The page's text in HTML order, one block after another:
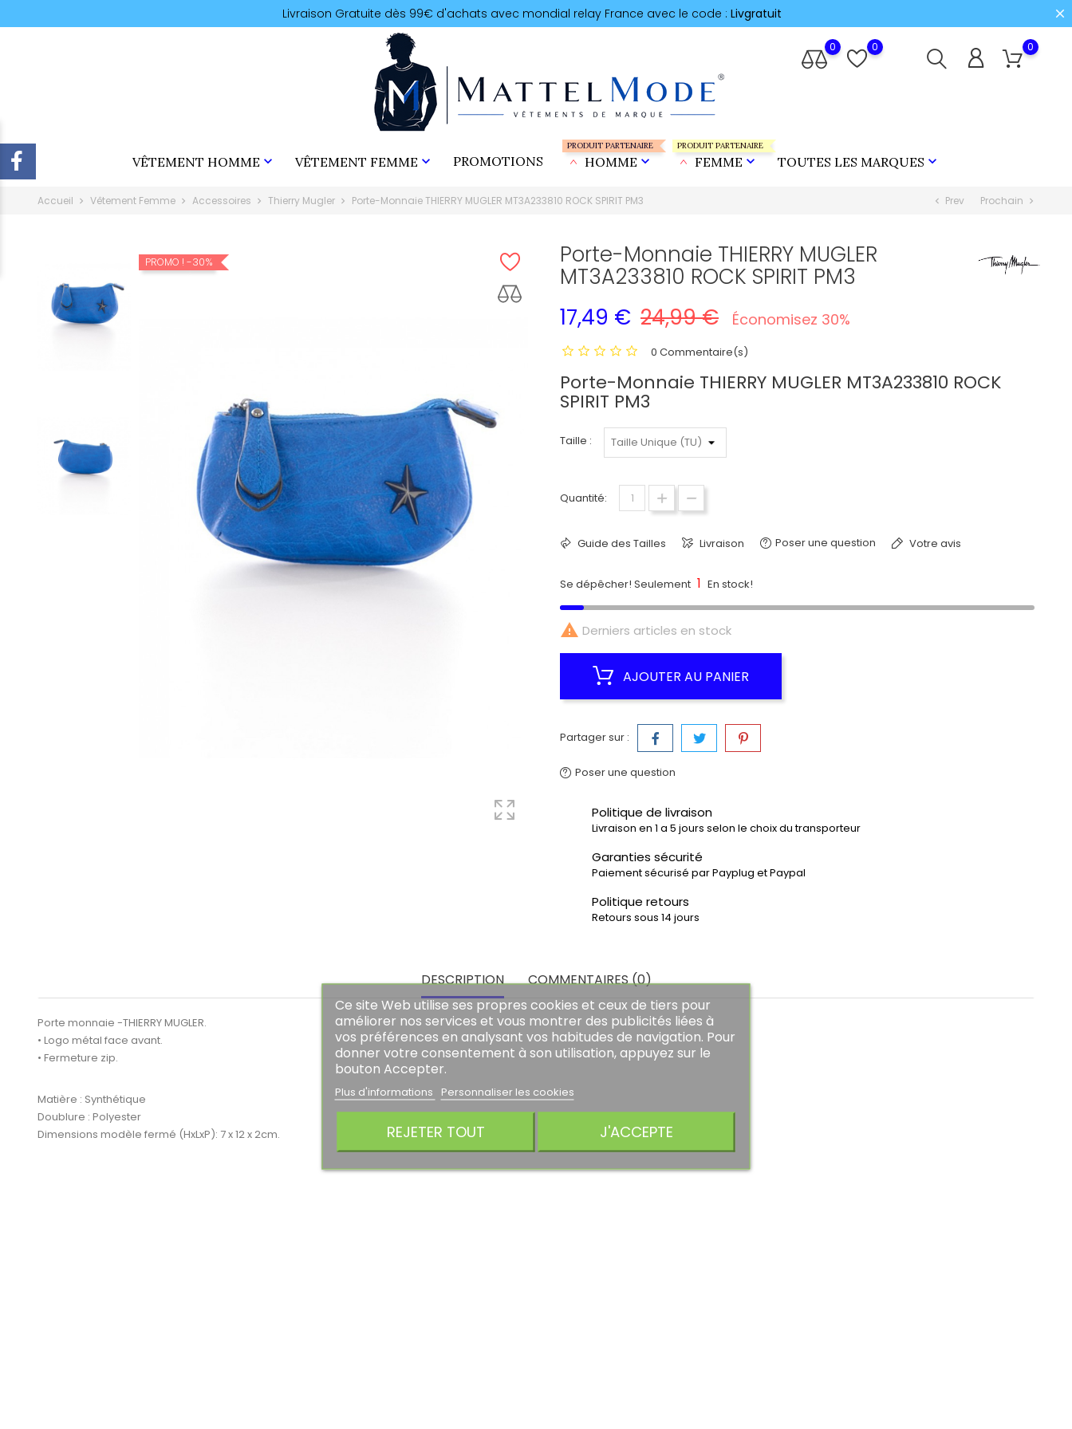
Livraison Gratuite dès 99€ d'achats avec mondial relay France avec le code : Livgratuit
0
0
0
VÊTEMENT HOMME  VÊTEMENT FEMME  PROMOTIONS
PRODUIT PARTENAIRE
HOMME 
PRODUIT PARTENAIRE
FEMME  TOUTES LES MARQUES 
Ce site Web utilise ses propres cookies et ceux de tiers pour
améliorer nos services et vous montrer des publicités liées à
vos préférences en analysant vos habitudes de navigation. Pour
donner votre consentement à son utilisation, appuyez sur le
bouton Accepter.
Plus d'informations Personnaliser les cookies
REJETER TOUT J'ACCEPTE
Accueil Vêtement Femme Accessoires Thierry Mugler Porte-Monnaie THIERRY MUGLER MT3A233810 ROCK SPIRIT PM3 chevron_left Prev Prochain chevron_right
PROMO ! -30% Porte-Monnaie THIERRY MUGLER
MT3A233810 ROCK SPIRIT PM3
17,49 € 24,99 € Économisez 30%
0 Commentaire(s)
Porte-Monnaie THIERRY MUGLER MT3A233810 ROCK
SPIRIT PM3
Taille :
Quantité:
Guide des Tailles Livraison Poser une question Votre avis
Se dépêcher! Seulement 1 En stock!
 Derniers articles en stock
AJOUTER AU PANIER
Partager sur :
Poser une question
Politique de livraison
Livraison en 1 a 5 jours selon le choix du transporteur
Garanties sécurité
Paiement sécurisé par Payplug et Paypal
Politique retours
Retours sous 14 jours
DESCRIPTION COMMENTAIRES (0)
Porte monnaie -THIERRY MUGLER.
• Logo métal face avant.
• Fermeture zip.
Matière : Synthétique
Doublure : Polyester
Dimensions modèle fermé (HxLxP): 7 x 12 x 2cm.